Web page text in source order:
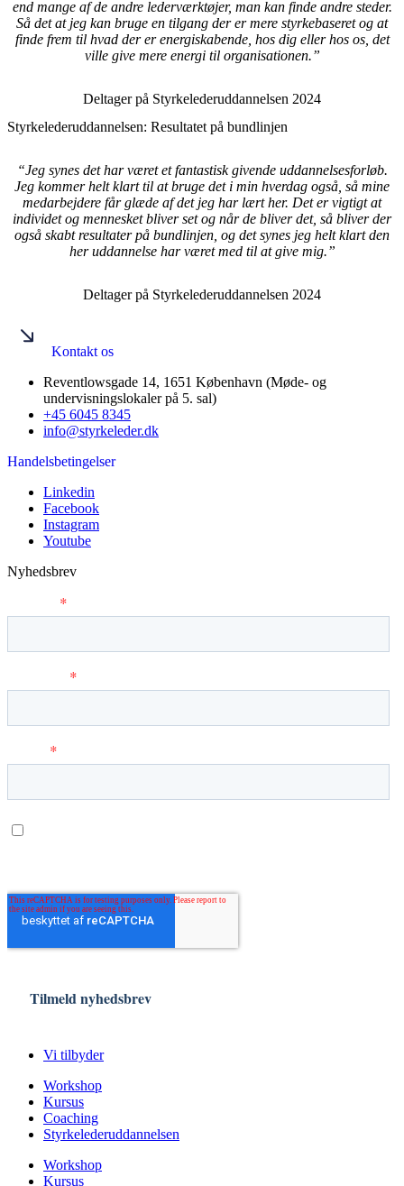
end mange af de andre lederværktøjer, man kan finde andre steder.
Så det at jeg kan bruge en tilgang der er mere styrkebaseret og at
finde frem til hvad der er energiskabende, hos dig eller hos os, det
ville give mere energi til organisationen.”
Deltager på Styrkelederuddannelsen 2024
Styrkelederuddannelsen: Resultatet på bundlinjen
“Jeg synes det har været et fantastisk givende uddannelsesforløb.
Jeg kommer helt klart til at bruge det i min hverdag også, så mine
medarbejdere får glæde af det jeg har lært her. Det er vigtigt at
individet og mennesket bliver set og når de bliver det, så bliver der
også skabt resultater på bundlinjen, og det synes jeg helt klart den
her uddannelse har været med til at give mig.”
Deltager på Styrkelederuddannelsen 2024
Kontakt os
Reventlowsgade 14, 1651 København (Møde- og
undervisningslokaler på 5. sal)
+45 6045 8345
info@styrkeleder.dk
Handelsbetingelser
Linkedin
Facebook
Instagram
Youtube
Nyhedsbrev
Vi tilbyder
Workshop
Kursus
Coaching
Styrkelederuddannelsen
Workshop
Kursus